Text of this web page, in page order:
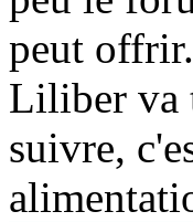
peut offrir.
Liliber va
suivre,